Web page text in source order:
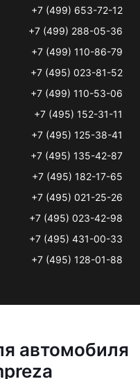
+7 (499) 653-72-12
+7 (499) 288-05-36
+7 (499) 110-86-79
+7 (495) 023-81-52
+7 (499) 110-53-06
+7 (495) 152-31-11
+7 (495) 125-38-41
+7 (495) 135-42-87
+7 (495) 182-17-65
+7 (495) 021-25-26
+7 (495) 023-42-98
+7 (495) 431-00-33
+7 (495) 128-01-88
автомобиля